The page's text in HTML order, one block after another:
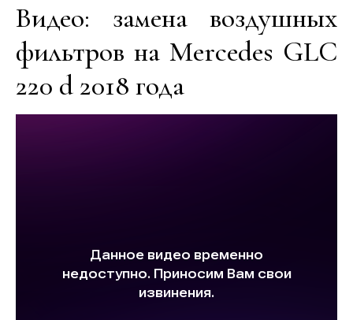
Видео: замена воздушных
фильтров на Mercedes GLC
220 d 2018 года